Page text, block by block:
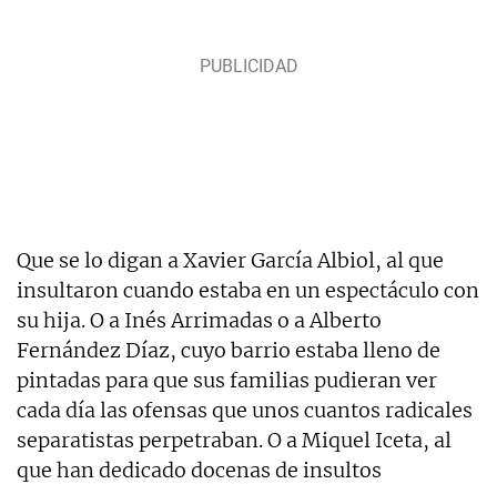
Que se lo digan a Xavier García Albiol, al que
insultaron cuando estaba en un espectáculo con
su hija. O a Inés Arrimadas o a Alberto
Fernández Díaz, cuyo barrio estaba lleno de
pintadas para que sus familias pudieran ver
cada día las ofensas que unos cuantos radicales
separatistas perpetraban. O a Miquel Iceta, al
que han dedicado docenas de insultos